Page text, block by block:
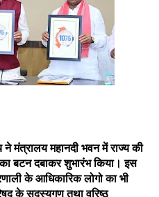
ने मंत्रालय महानदी भवन में राज्य की
बटन दबाकर शुभारंभ किया। इस
के आधिकारिक लोगो का भी
के सदस्यगण तथा वरिष्ठ